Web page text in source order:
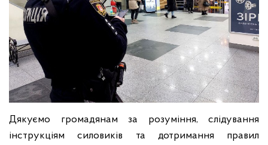
Дякуємо громадянам за розуміння, слідування
інструкціям силовиків та дотримання правил